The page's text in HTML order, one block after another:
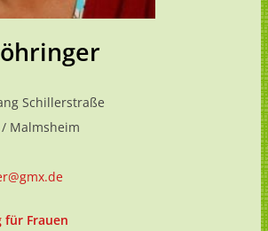
Schillerstraße
Malmsheim
für Frauen